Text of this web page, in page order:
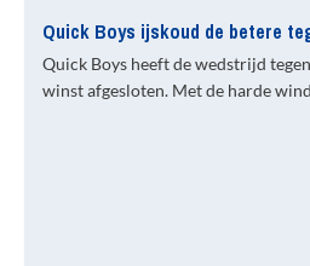
Quick Boys ijskoud de betere
Quick Boys heeft de wedstrijd
winst afgesloten. Met de harde